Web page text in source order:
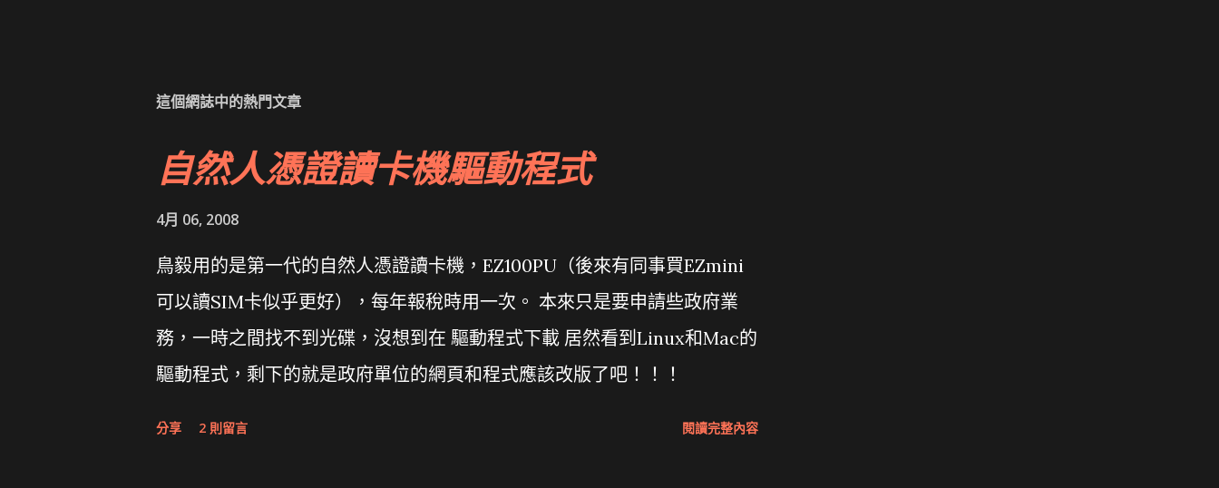
這個網誌中的熱門文章
自然人憑證讀卡機驅動程式
4月 06, 2008
鳥毅用的是第一代的自然人憑證讀卡機，EZ100PU（後來有同事買EZmini
可以讀SIM卡似乎更好），每年報稅時用一次。 本來只是要申請些政府業
務，一時之間找不到光碟，沒想到在 驅動程式下載 居然看到Linux和Mac的
驅動程式，剩下的就是政府單位的網頁和程式應該改版了吧！！！
分享 2 則留言 閱讀完整內容